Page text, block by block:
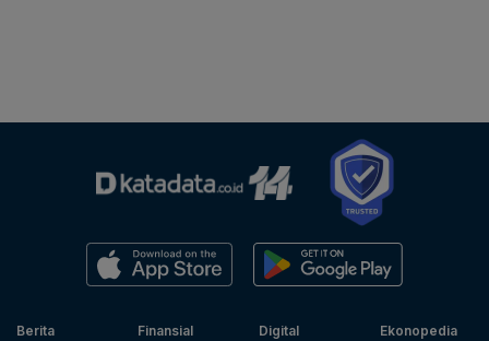
Berita
Finansial
Digital
Ekonopedia